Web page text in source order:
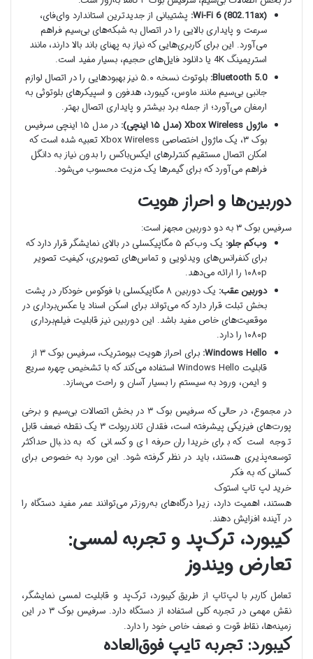
Wi-Fi 6 (802.11ax): پشتیبانی از جدیدترین استاندارد وای‌فای،
سرعت و پایداری بالایی را در اتصال به شبکه‌های بی‌سیم فراهم
می‌آورد. این برای کاربری‌هایی که نیاز به پهنای باند بالا دارند، مانند
استریمینگ 4K یا دانلود فایل‌های حجیم، بسیار مفید است.
Bluetooth 5.0:
بلوتوث نسخه ۵.۰ نیز بهبودهایی را در اتصال لوازم
جانبی بی‌سیم مانند ماوس، کیبورد، هدفون و اسپیکرهای بلوتوثی به
ارمغان می‌آورد؛ از جمله برد بیشتر و پایداری اتصال بهتر.
ماژول Xbox Wireless (مدل ۱۵ اینچی):
در مدل ۱۵ اینچی سرفیس
بوک ۳، یک ماژول اختصاصی Xbox Wireless تعبیه شده است که
امکان اتصال مستقیم کنترلرهای ایکس‌باکس را بدون نیاز به دانگل
فراهم می‌آورد که برای گیمرها یک مزیت محسوب می‌شود.
دوربین‌ها و احراز هویت
سرفیس بوک ۳ به دو دوربین مجهز است:
وب‌کم جلو:
یک وب‌کم ۵ مگاپیکسلی در بالای نمایشگر قرار دارد که
برای کنفرانس‌های ویدئویی و تماس‌های تصویری، کیفیت تصویر
۱۰۸۰p را ارائه می‌دهد.
دوربین عقب:
یک دوربین ۸ مگاپیکسلی با فوکوس خودکار در پشت
بخش تبلت قرار دارد که می‌تواند برای اسکن اسناد یا عکس‌برداری در
موقعیت‌های خاص مفید باشد. این دوربین نیز قابلیت فیلم‌برداری
۱۰۸۰p را دارد.
Windows Hello:
برای احراز هویت بیومتریک، سرفیس بوک ۳ از
قابلیت Windows Hello استفاده می‌کند که با تشخیص چهره سریع
و ایمن، ورود به سیستم را بسیار آسان و راحت می‌سازد.
در مجموع، در حالی که سرفیس بوک ۳ در بخش اتصالات بی‌سیم و برخی
پورت‌های فیزیکی پیشرفته است، فقدان تاندربولت ۳ یک نقطه ضعف قابل
توجه است که برای خریداران حرفه‌ای و کسانی که به دنبال حداکثر
توسعه‌پذیری هستند، باید در نظر گرفته شود. این مورد به خصوص برای
کسانی که به فکر
خرید لپ تاپ استوک
هستند، اهمیت دارد، زیرا درگاه‌های به‌روزتر می‌توانند عمر مفید دستگاه را
در آینده افزایش دهند.
کیبورد، ترک‌پد و تجربه لمسی:
تعارض ویندوز
تعامل کاربر با لپ‌تاپ از طریق کیبورد، ترک‌پد و قابلیت لمسی نمایشگر،
نقش مهمی در تجربه کلی استفاده از دستگاه دارد. سرفیس بوک ۳ در این
زمینه‌ها، نقاط قوت و ضعف خاص خود را دارد.
کیبورد: تجربه تایپ فوق‌العاده